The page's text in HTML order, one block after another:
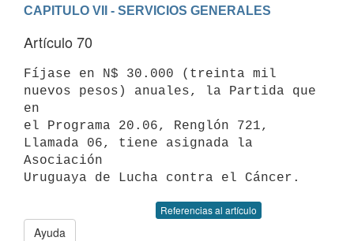
CAPITULO VII - SERVICIOS GENERALES
Artículo 70
Fíjase en N$ 30.000 (treinta mil
nuevos pesos) anuales, la Partida que
en
el Programa 20.06, Renglón 721,
Llamada 06, tiene asignada la
Asociación
Referencias al artículo
Ayuda